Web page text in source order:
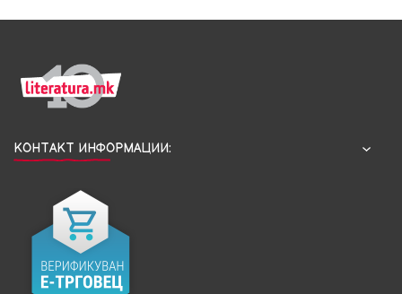
КОНТАКТ ИНФОРМАЦИИ: